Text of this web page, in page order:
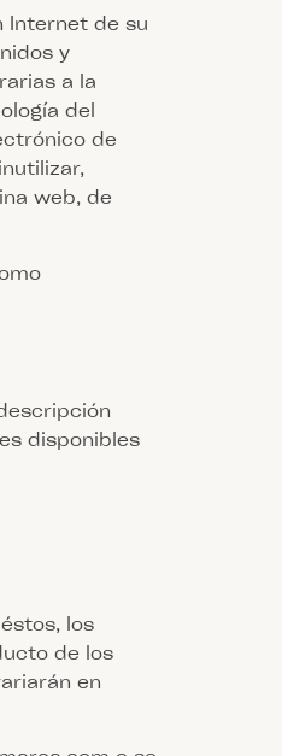
Internet de su
y
a la
del
de
web, de
disponibles
los
de los
en